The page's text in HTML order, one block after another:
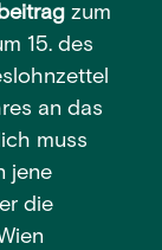
zum
15. des
an das
muss
jene
die